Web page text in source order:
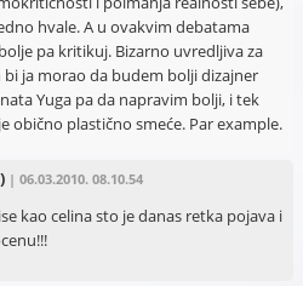
hvale. A u ovakvim debatama
pa kritikuj. Bizarno uvredljiva za
ja morao da budem bolji dizajner
Yuga pa da napravim bolji, i tek
obično plastično smeće. Par example.
| 06.03.2010. 08.10.54
kao celina sto je danas retka pojava i